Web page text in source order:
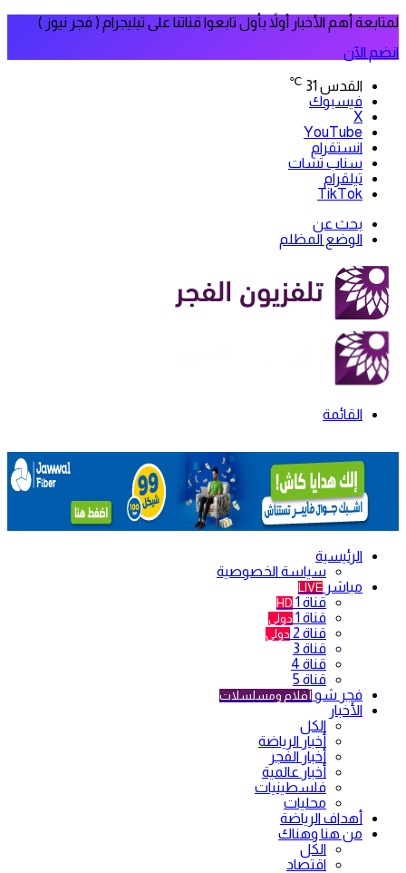
لمتابعة أهم الأخبار أولاً بأول تابعوا قناتنا على تيليجرام ( فجر نيوز )
انضم الآن
القدس 31
℃
فيسبوك
‫X
‫YouTube
انستقرام
سناب تشات
تيلقرام
‫TikTok
بحث عن
الوضع المظلم
القائمة
الرئيسية
سياسة الخصوصية
مباشر LIVE
قناة 1 HD
قناة 1 دولي
قناة 2 دولي
قناة 3
قناة 4
قناة 5
فجر شو أفلام ومسلسلات
الأخبار
الكل
أخبار الرياضة
أخبار الفجر
أخبار عالمية
فلسطينيات
محليات
أهداف الرياضة
من هنا وهناك
الكل
اقتصاد